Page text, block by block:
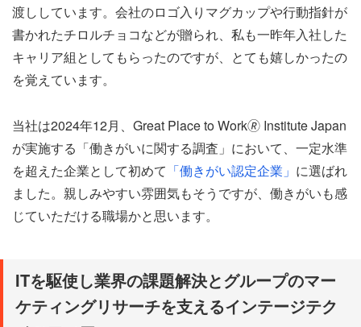
渡ししています。会社のロゴ入りマグカップや行動指針が
書かれたチロルチョコなどが贈られ、私も一昨年入社した
キャリア組としてもらったのですが、とても嬉しかったの
を覚えています。
当社は2024年12月、Great Place to Work🄬 Institute Japan
が実施する「働きがいに関する調査」において、一定水準
を超えた企業として初めて 「働きがい認定企業」 に選ばれ
ました。親しみやすい雰囲気もそうですが、働きがいも感
じていただける職場かと思います。
ITを駆使し業界の課題解決とグループのマー
ケティングリサーチを支えるインテージテク